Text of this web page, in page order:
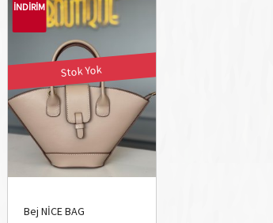
İNDİRİM
Stok Yok
Bej NİCE BAG